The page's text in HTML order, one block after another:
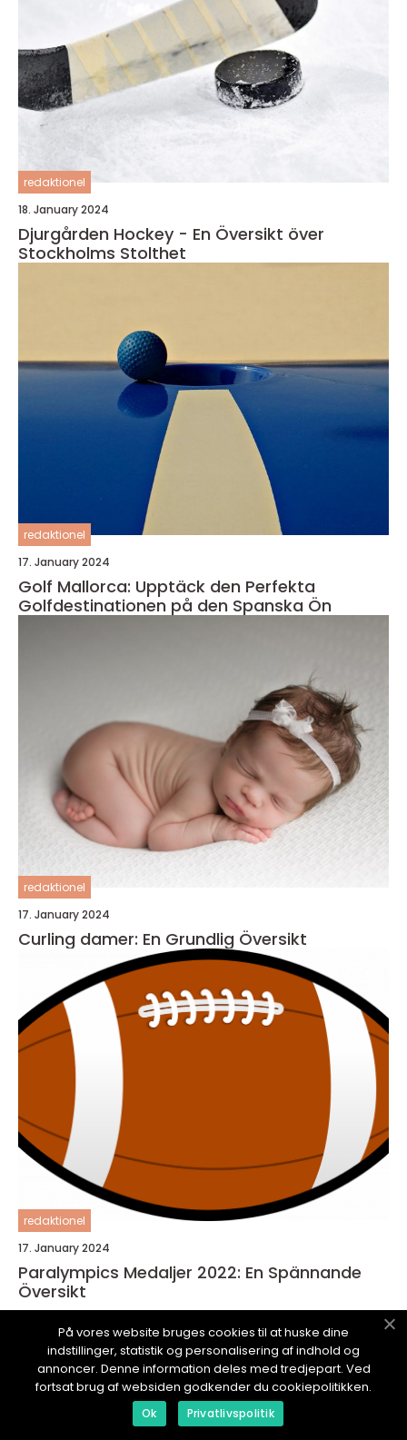
redaktionel
18. January 2024
Djurgården Hockey - En Översikt över
Stockholms Stolthet
redaktionel
17. January 2024
Golf Mallorca: Upptäck den Perfekta
Golfdestinationen på den Spanska Ön
redaktionel
17. January 2024
Curling damer: En Grundlig Översikt
redaktionel
17. January 2024
Paralympics Medaljer 2022: En Spännande
Översikt
SPORTTID.se
På vores website bruges cookies til at huske dine
indstillinger, statistik og personalisering af indhold og
annoncer. Denne information deles med tredjepart. Ved
fortsat brug af websiden godkender du cookiepolitikken.
Ok Privatlivspolitik